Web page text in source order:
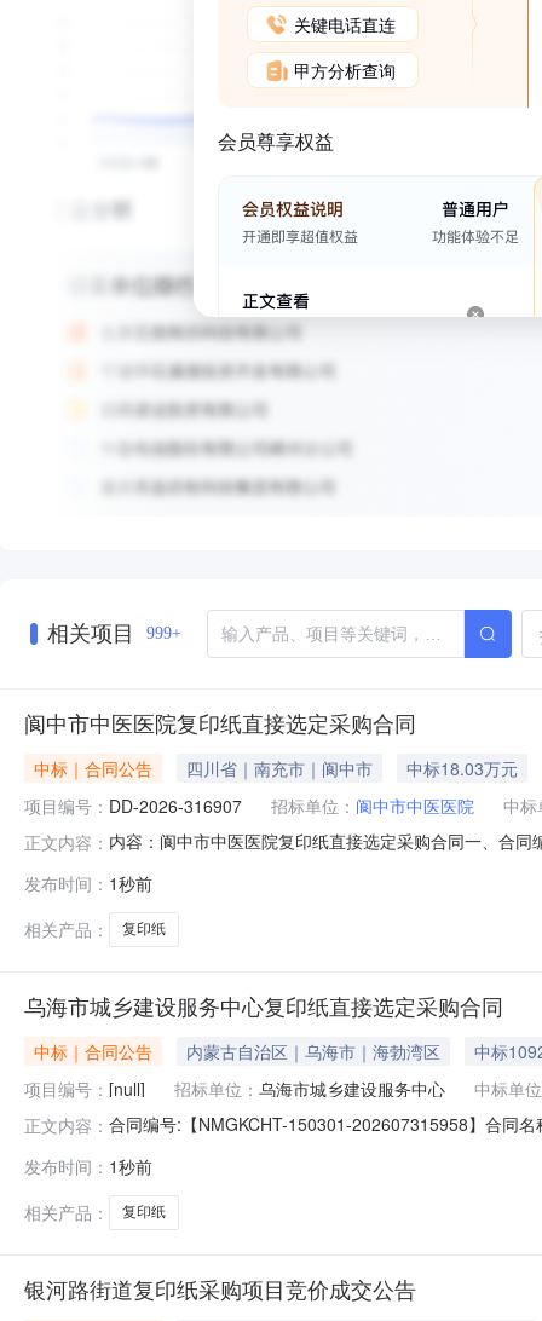
关键电话直连
甲方分析查询
会员尊享权益
相关项目 999+
阆中市中医医院复印纸直接选定采购合同
中标｜合同公告 四川省｜南充市｜阆中市
中标18.03万元
项目编号： DD-2026-316907 招标单位： 阆中市中医医院
中标
正文内容： 内容：阆中市中医医院复印纸直接选定采购合同一、合
东达商贸有限公司地址：四川省南充市高坪区都京街道
发布时间： 1秒前
相关产品：
复印纸
乌海市城乡建设服务中心复印纸直接选定采购合同
中标｜合同公告 内蒙古自治区｜乌海市｜海勃湾区
中标
项目编号： [null] 招标单位： 乌海市城乡建设服务中心
中标单
正文内容： 合同编号:【NMGKCHT-150301-202607315958】合同
的名称：70克晨鸣雪莲A4复印纸规格型号（或服务要求
发布时间： 1秒前
相关产品：
复印纸
银河路街道复印纸采购项目竞价成交公告